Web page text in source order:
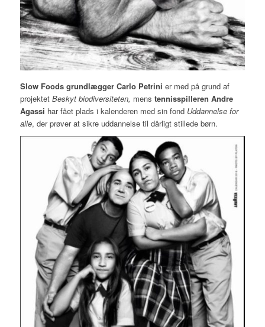
Slow Foods grundlægger Carlo Petrini er med på grund af
projektet Beskyt biodiversiteten, mens tennisspilleren Andre
Agassi har fået plads i kalenderen med sin fond Uddannelse for
alle, der prøver at sikre uddannelse til dårligt stillede børn.